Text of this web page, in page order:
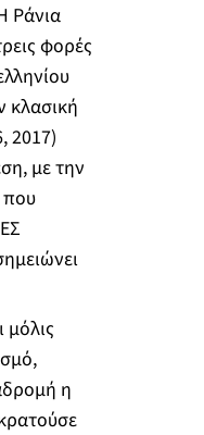
Ράνια
φορές
κλασική
2017)
με την
μόλις
η